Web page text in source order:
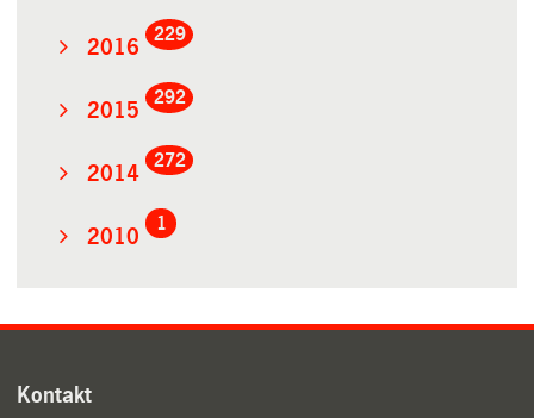
2016
229
2015
292
2014
272
2010
1
Kontakt